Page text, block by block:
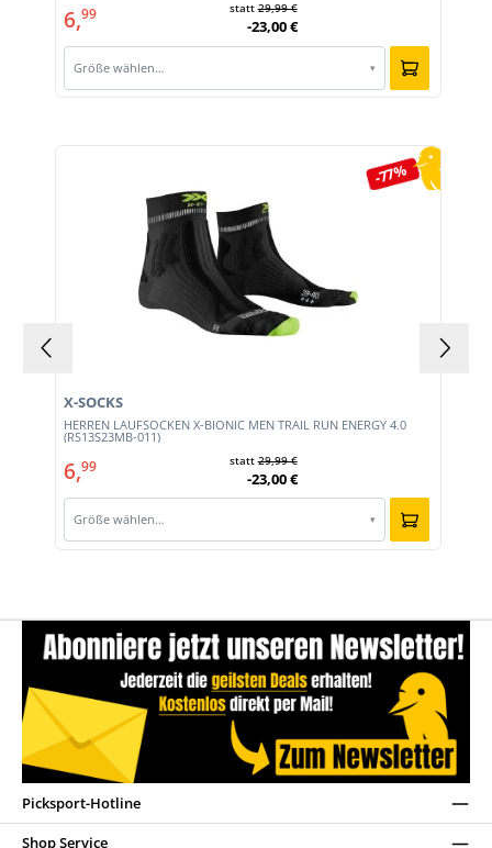
6,99 statt29,99 €
-23,00 €
Größe wählen… ▾
-77%
HERREN LAUFSOCKEN X-BIONIC MEN TRAIL RUN ENERGY 4.0
(RS13S23MB-011)
X-SOCKS
6,99 statt29,99 €
-23,00 €
Größe wählen… ▾
Picksport-Hotline
Shop Service